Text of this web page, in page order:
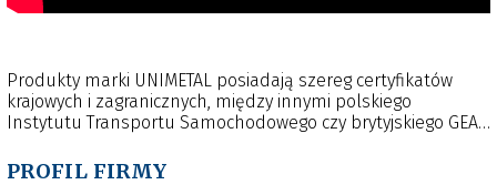
Produkty marki UNIMETAL posiadają szereg certyfikatów
krajowych i zagranicznych, między innymi polskiego
Instytutu Transportu Samochodowego czy brytyjskiego GEA
jakością firmy posiada certyfikat zgodności z normą ISO
PROFIL FIRMY